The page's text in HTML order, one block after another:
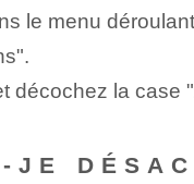
le menu
décochez la case
JE